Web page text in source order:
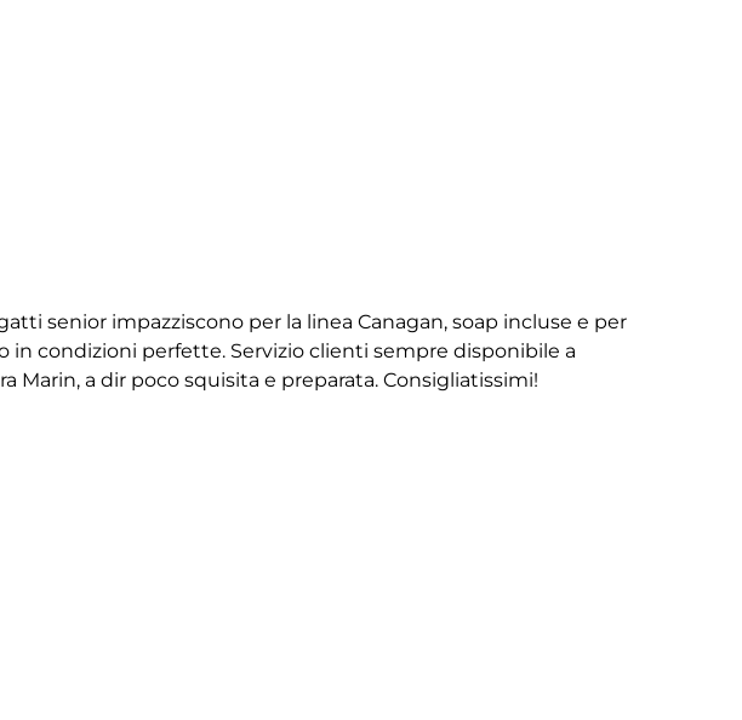
senior impazziscono per la linea Canagan, soap incluse e per
in condizioni perfette. Servizio clienti sempre disponibile a
a dir poco squisita e preparata. Consigliatissimi!